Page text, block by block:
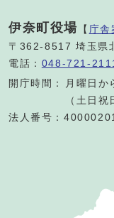
伊奈町役場 【 庁舎
〒362-8517 埼玉県
電話： 048-721-
開庁時間：
月曜日か
（土日
法人番号：